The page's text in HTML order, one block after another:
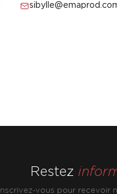
Restez
Inscrivez-vous pour recevoir